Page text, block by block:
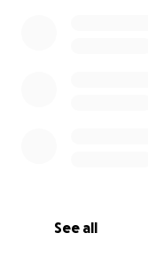
See all